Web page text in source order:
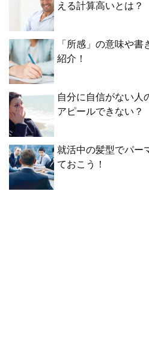
える計算高いとは？
「所感」の意味や
紹介！
自分に自信がない人
アピールできない？
就活中の髪型でパー
ておこう！